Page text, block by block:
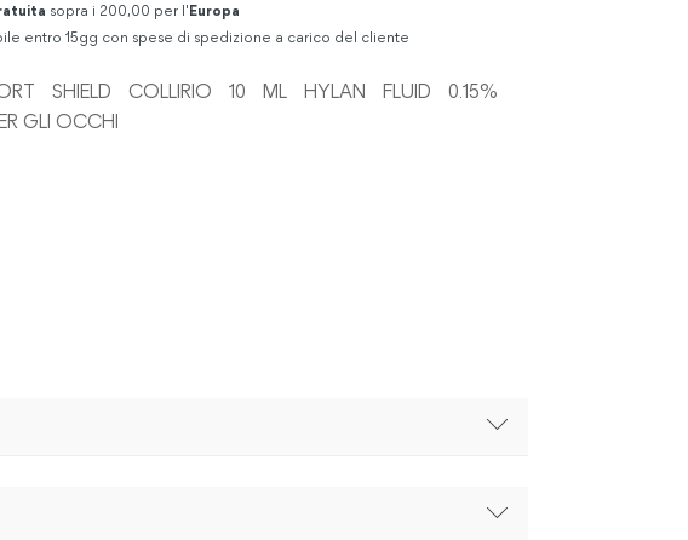
sopra i 200,00 per l'Europa
entro 15gg con spese di spedizione a carico del cliente
SHIELD COLLIRIO 10 ML HYLAN FLUID 0.15%
GLI OCCHI